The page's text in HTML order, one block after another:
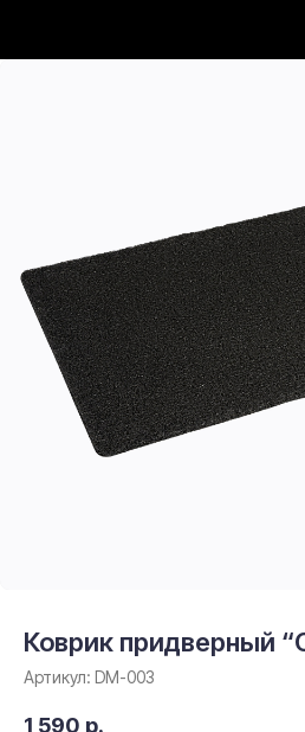
Коврик придверный
Артикул: DM-003
1 590 р.